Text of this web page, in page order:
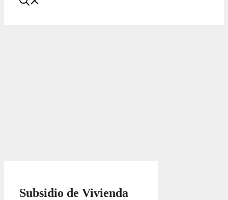
Subsidio de Vivienda